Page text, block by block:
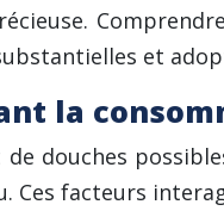
et
la
douches
Ces facteurs